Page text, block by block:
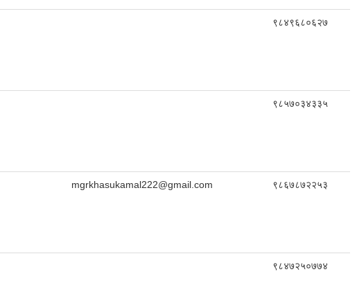
९८४९६८०६२७
९८५७०३४३३५
mgrkhasukamal222@gmail.com ९८६७८७२२५३
९८४७२५०७७४